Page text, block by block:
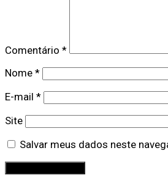
Comentário *
Nome *
E-mail *
Site
Salvar meus dados neste